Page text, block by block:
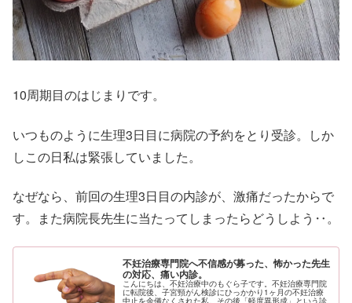
10周期目のはじまりです。
いつものように生理3日目に病院の予約をとり受診。しか
しこの日私は緊張していました。
なぜなら、前回の生理3日目の内診が、激痛だったからで
す。また病院長先生に当たってしまったらどうしよう‥。
不妊治療専門院へ不信感が募った、怖かった先生
の対応、痛い内診。
こんにちは、不妊治療中のもぐら子です。不妊治療専門院
に転院後、子宮頸がん検診にひっかかり1ヶ月の不妊治療
中止を余儀なくされた私。その後「軽度異形成」という診